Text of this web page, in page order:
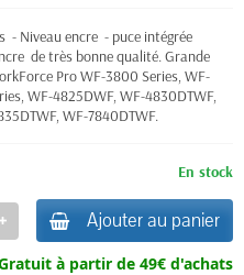
Niveau encre - puce intégrée
de très bonne qualité. Grande
ProWF-3800 Series, WF-
WF-4825DWF, WF-4830DTWF,
WF-7840DTWF.
En stock
Ajouter au panier
à partir de 49€ d'achats